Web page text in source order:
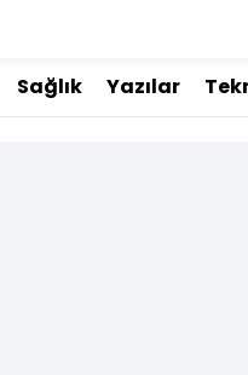
Sağlık Yazılar